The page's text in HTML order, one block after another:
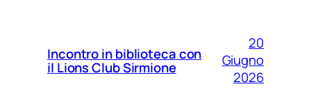
Incontro in biblioteca con
il Lions Club Sirmione
20
Giugno
2026